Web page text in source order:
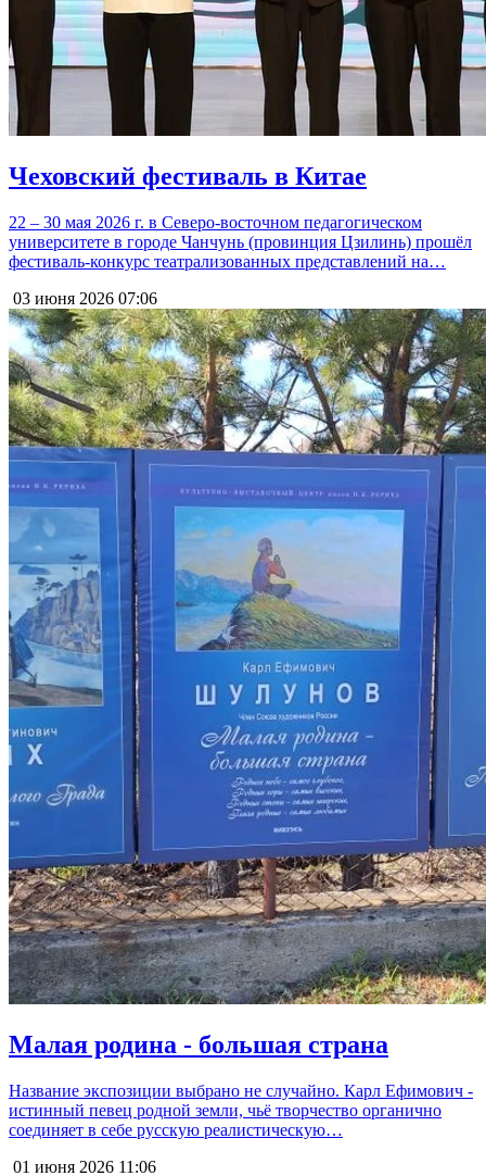
Чеховский фестиваль в Китае
22 – 30 мая 2026 г. в Северо-восточном педагогическом
университете в городе Чанчунь (провинция Цзилинь) прошёл
фестиваль-конкурс театрализованных представлений на…
03 июня 2026 07:06
Малая родина - большая страна
Название экспозиции выбрано не случайно. Карл Ефимович -
истинный певец родной земли, чьё творчество органично
соединяет в себе русскую реалистическую…
01 июня 2026 11:06